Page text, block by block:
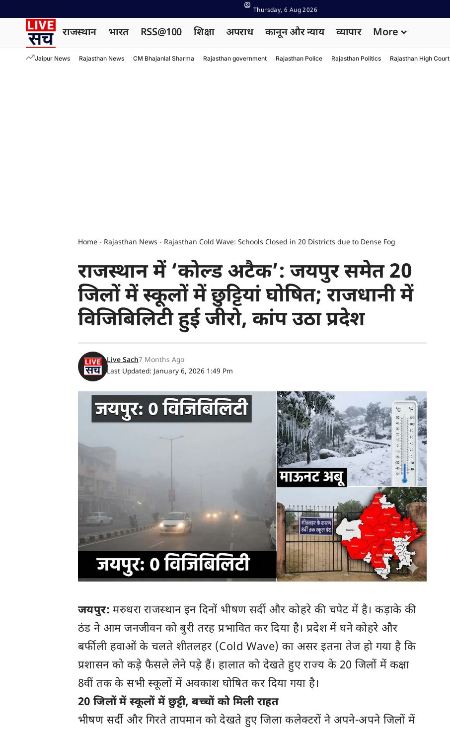
Thursday, 6 Aug 2026
राजस्थान भारत RSS@100 शिक्षा अपराध कानून और न्याय व्यापार More
Jaipur News Rajasthan News CM Bhajanlal Sharma Rajasthan government Rajasthan Police Rajasthan Politics Rajasthan High Court
Home - Rajasthan News - Rajasthan Cold Wave: Schools Closed in 20 Districts due to Dense Fog
राजस्थान में ‘कोल्ड अटैक’: जयपुर समेत 20
जिलों में स्कूलों में छुट्टियां घोषित; राजधानी में
विजिबिलिटी हुई जीरो, कांप उठा प्रदेश
Last Updated: January 6, 2026 1:49 Pm
Live Sach7 Months Ago
जयपुर: मरुधरा राजस्थान इन दिनों भीषण सर्दी और कोहरे की चपेट में है। कड़ाके की
ठंड ने आम जनजीवन को बुरी तरह प्रभावित कर दिया है। प्रदेश में घने कोहरे और
बर्फीली हवाओं के चलते शीतलहर (Cold Wave) का असर इतना तेज हो गया है कि
प्रशासन को कड़े फैसले लेने पड़े हैं। हालात को देखते हुए राज्य के 20 जिलों में कक्षा
8वीं तक के सभी स्कूलों में अवकाश घोषित कर दिया गया है।
20 जिलों में स्कूलों में छुट्टी, बच्चों को मिली राहत
भीषण सर्दी और गिरते तापमान को देखते हुए जिला कलेक्टरों ने अपने-अपने जिलों में